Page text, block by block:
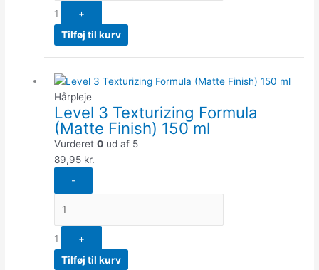
1
+
Tilføj til kurv
Hårpleje
Level 3 Texturizing Formula
(Matte Finish) 150 ml
Vurderet 0ud af 5
89,95 kr.
-
1
+
Tilføj til kurv